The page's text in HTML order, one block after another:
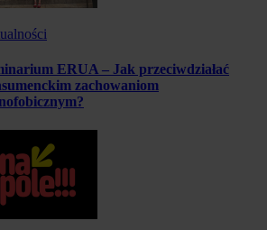
ERUA – Jak przeciwdziałać
zachowaniom